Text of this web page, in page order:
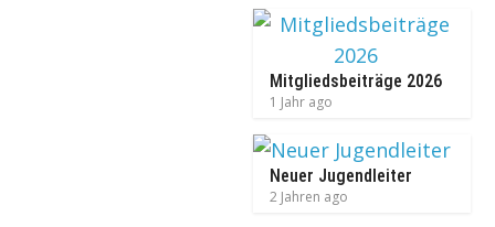
Mitgliedsbeiträge 2026
1 Jahr ago
Neuer Jugendleiter
2 Jahren ago